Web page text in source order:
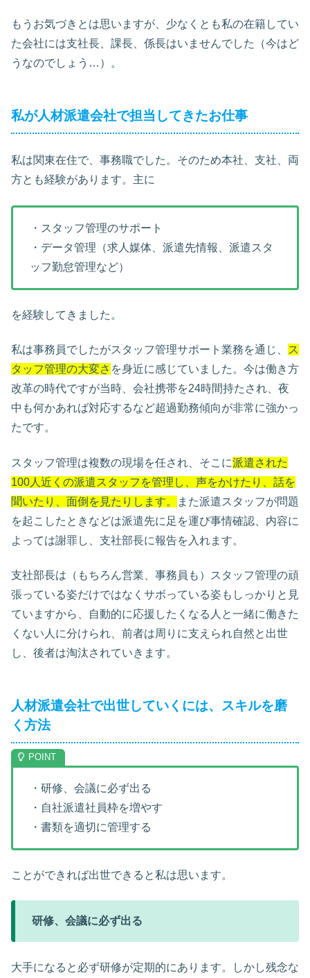
もうお気づきとは思いますが、少なくとも私の在籍してい
た会社には支社長、課長、係長はいませんでした（今はど
うなのでしょう…）。
私が人材派遣会社で担当してきたお仕事
私は関東在住で、事務職でした。そのため本社、支社、両
方とも経験があります。主に
・スタッフ管理のサポート
・データ管理（求人媒体、派遣先情報、派遣スタ
ッフ勤怠管理など）
を経験してきました。
私は事務員でしたがスタッフ管理サポート業務を通じ、
ス
タッフ管理の大変さ を身近に感じていました。今は働き方
改革の時代ですが当時、会社携帯を24時間持たされ、夜
中も何かあれば対応するなど超過勤務傾向が非常に強かっ
たです。
スタッフ管理は複数の現場を任され、そこに派遣された
100人近くの派遣スタッフを管理し、声をかけたり、話を
聞いたり、面倒を見たりします。
また派遣スタッフが問題
を起こしたときなどは派遣先に足を運び事情確認、内容に
よっては謝罪し、支社部長に報告を入れます。
支社部長は（もちろん営業、事務員も）スタッフ管理の頑
張っている姿だけではなくサボっている姿もしっかりと見
ていますから、自動的に応援したくなる人と一緒に働きた
くない人に分けられ、前者は周りに支えられ自然と出世
し、後者は淘汰されていきます。
人材派遣会社で出世していくには、スキルを磨
く方法
・研修、会議に必ず出る
・自社派遣社員枠を増やす
・書類を適切に管理する
ことができれば出世できると私は思います。
研修、会議に必ず出る
大手になると必ず研修が定期的にあります。しかし残念な